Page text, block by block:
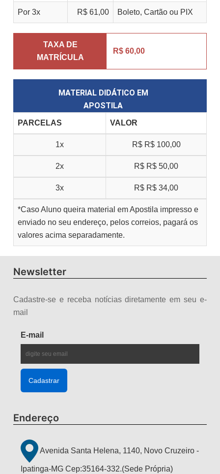
Por 3x R$ 61,00 Boleto, Cartão ou PIX
TAXA DE
MATRÍCULA
R$ 60,00
MATERIAL DIDÁTICO EM
APOSTILA
PARCELAS VALOR
1x R$ R$ 100,00
2x R$ R$ 50,00
3x R$ R$ 34,00
*Caso Aluno queira material em Apostila impresso e
enviado no seu endereço, pelos correios, pagará os
valores acima separadamente.
Newsletter
Cadastre-se e receba notícias diretamente em seu e-
mail
E-mail
Endereço
Avenida Santa Helena, 1140, Novo Cruzeiro -
Ipatinga-MG Cep:35164-332.(Sede Própria)